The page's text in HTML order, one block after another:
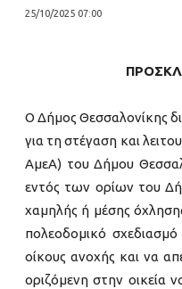
25/10/2025 07:00
Ο Δήμος Θεσσαλονίκης
για τη στέγαση και
ΑμεΑ) του Δήμου
εντός των ορίων του
χαμηλής ή μέσης
πολεοδομικό
οίκους ανοχής και να
οριζόμενη στην οικεία